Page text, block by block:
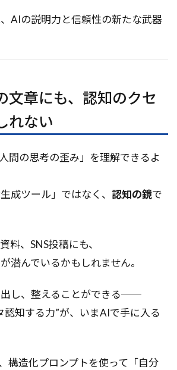
AIの説明力と信頼性の新たな武器
文章にも、認知のクセ
れない
間の思考の歪み」を理解できるよ
成ツール」ではなく、 認知の鏡で
料、SNS投稿にも、
潜んでいるかもしれません。
出し、整えることができる──
認知する力”が、いまAIで手に入る
構造化プロンプトを使って「自分